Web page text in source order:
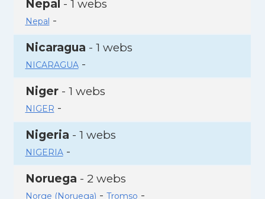
Nepal - 1 webs
Nepal -
Nicaragua - 1 webs
NICARAGUA-
Niger- 1 webs
NIGER -
Nigeria - 1 webs
NIGERIA-
Noruega - 2 webs
Norge (Noruega) - Tromso -